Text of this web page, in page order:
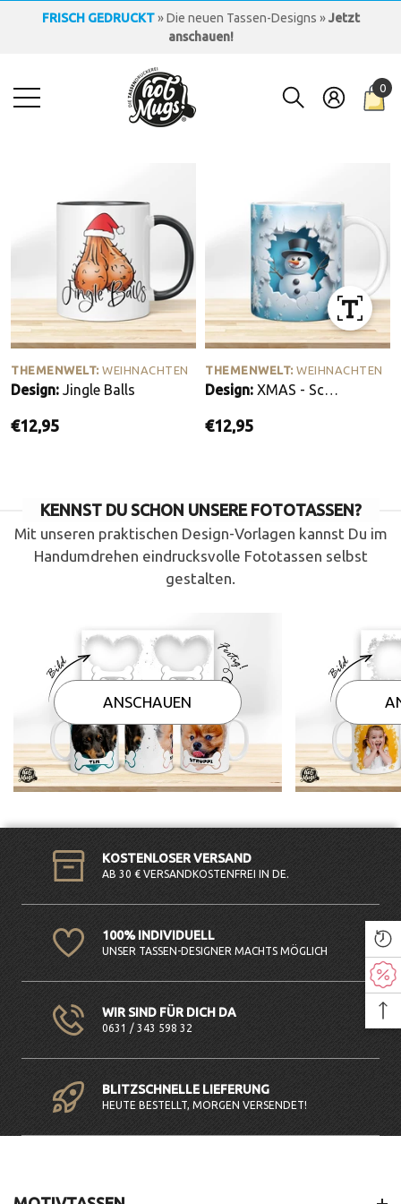
FRISCH GEDRUCKT» Die neuen Tassen-Designs »Jetzt
anschauen!
LOGO-TASSEN
» individuell & hochwertig bedruckt »Jetzt
anfragen!
0
0
THEMENWELT:
THEMENWELT: WEIHNACHTEN
Design: Jingle Balls
Normaler
€12,95
THEMENWELT:
THEMENWELT: WEIHNACHTEN
Design: XMAS - Schneemann
Normaler
€12,95
KENNST DU SCHON UNSERE FOTOTASSEN?
Mit unseren praktischen Design-Vorlagen kannst Du im
Handumdrehen eindrucksvolle Fototassen selbst
gestalten.
ANSCHAUEN
KOSTENLOSER VERSAND
AB 30 € VERSANDKOSTENFREI IN DE.
100% INDIVIDUELL
UNSER TASSEN-DESIGNER MACHTS MÖGLICH
WIR SIND FÜR DICH DA
0631 / 343 598 32
BLITZSCHNELLE LIEFERUNG
HEUTE BESTELLT, MORGEN VERSENDET!